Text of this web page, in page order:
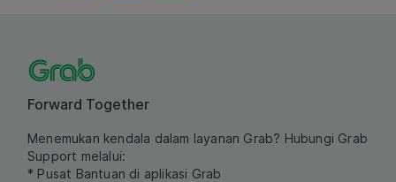
Forward Together
Menemukan kendala dalam layanan Grab? Hubungi Grab
Support melalui:
* Pusat Bantuan di aplikasi Grab